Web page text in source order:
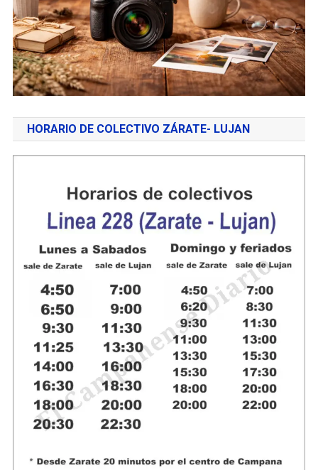
HORARIO DE COLECTIVO ZÁRATE- LUJAN